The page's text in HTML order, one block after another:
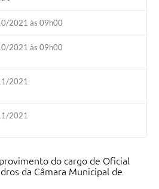
site
(LGPD)
2021 às 09h00
2021 às 09h00
2021
2021
do cargo de Oficial
da Câmara Municipal de